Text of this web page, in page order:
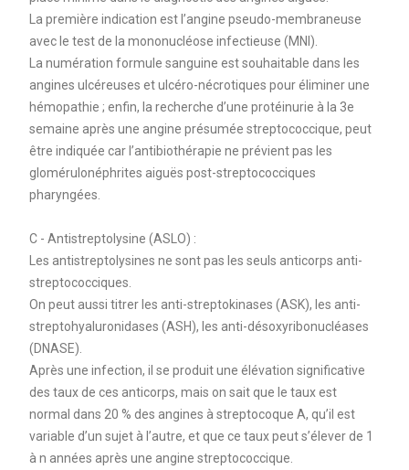
La première indication est l’angine pseudo-membraneuse
avec le test de la mononucléose infectieuse (MNI).
La numération formule sanguine est souhaitable dans les
angines ulcéreuses et ulcéro-nécrotiques pour éliminer une
hémopathie ; enfin, la recherche d’une protéinurie à la 3e
semaine après une angine présumée streptococcique, peut
être indiquée car l’antibiothérapie ne prévient pas les
glomérulonéphrites aiguës post-streptococciques
pharyngées.
C - Antistreptolysine (ASLO) :
Les antistreptolysines ne sont pas les seuls anticorps anti-
streptococciques.
On peut aussi titrer les anti-streptokinases (ASK), les anti-
streptohyaluronidases (ASH), les anti-désoxyribonucléases
(DNASE).
Après une infection, il se produit une élévation significative
des taux de ces anticorps, mais on sait que le taux est
normal dans 20 % des angines à streptocoque A, qu’il est
variable d’un sujet à l’autre, et que ce taux peut s’élever de 1
à n années après une angine streptococcique.